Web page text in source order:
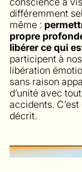
différemment
même :
propre
libérer ce qui
participent à
libération
sans raison
d’unité avec
accidents.
décrit.